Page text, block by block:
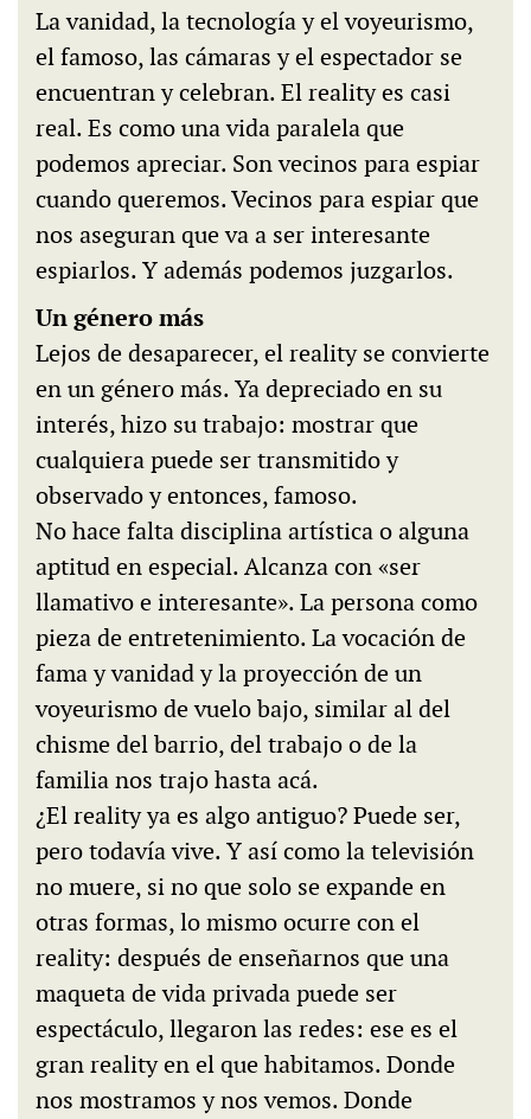
La vanidad, la tecnología y el voyeurismo,
el famoso, las cámaras y el espectador se
encuentran y celebran. El reality es casi
real. Es como una vida paralela que
podemos apreciar. Son vecinos para espiar
cuando queremos. Vecinos para espiar que
nos aseguran que va a ser interesante
espiarlos. Y además podemos juzgarlos.
Un género más
Lejos de desaparecer, el reality se convierte
en un género más. Ya depreciado en su
interés, hizo su trabajo: mostrar que
cualquiera puede ser transmitido y
observado y entonces, famoso.
No hace falta disciplina artística o alguna
aptitud en especial. Alcanza con «ser
llamativo e interesante». La persona como
pieza de entretenimiento. La vocación de
fama y vanidad y la proyección de un
voyeurismo de vuelo bajo, similar al del
chisme del barrio, del trabajo o de la
familia nos trajo hasta acá.
¿El reality ya es algo antiguo? Puede ser,
pero todavía vive. Y así como la televisión
no muere, si no que solo se expande en
otras formas, lo mismo ocurre con el
reality: después de enseñarnos que una
maqueta de vida privada puede ser
espectáculo, llegaron las redes: ese es el
gran reality en el que habitamos. Donde
nos mostramos y nos vemos. Donde